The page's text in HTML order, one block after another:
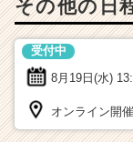
その他の日
8月19日(水)
受付中
オンライン開催